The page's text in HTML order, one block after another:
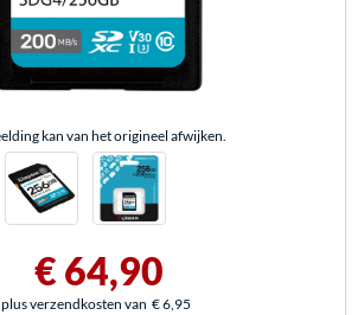
kan van het origineel afwijken.
€ 64,90
plus verzendkosten van € 6,95